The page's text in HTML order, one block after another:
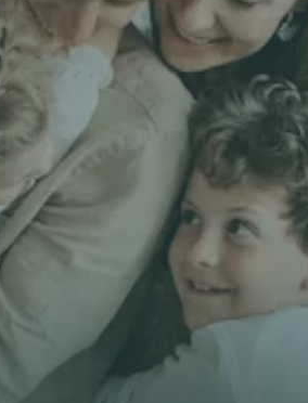
立即獲取
電郵 *
電話號碼 *
🇭🇰